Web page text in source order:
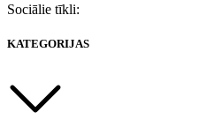
Sociālie tīkli:
KATEGORIJAS